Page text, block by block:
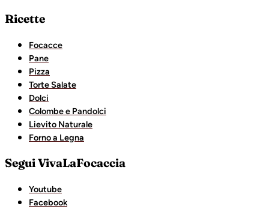
Ricette
Focacce
Pane
Pizza
Torte Salate
Dolci
Colombe e Pandolci
Lievito Naturale
Forno a Legna
Segui VivaLaFocaccia
Youtube
Facebook